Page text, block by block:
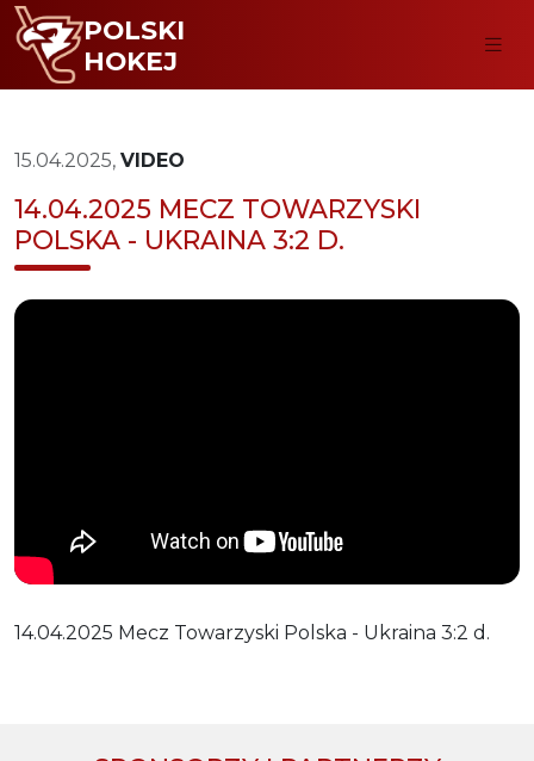
POLSKI
HOKEJ
15.04.2025, VIDEO
14.04.2025 MECZ TOWARZYSKI
POLSKA - UKRAINA 3:2 D.
14.04.2025 Mecz Towarzyski Polska - Ukraina 3:2 d.